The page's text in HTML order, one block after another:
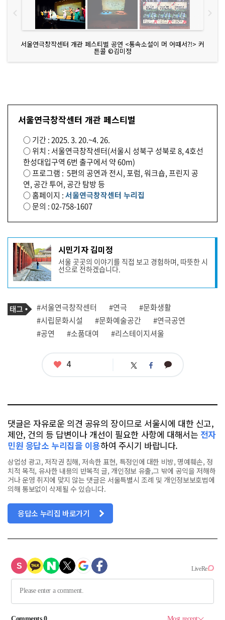
서울연극창작센터 개관 페스티벌 공연 <통속소설이 머 어때서?!> 커
튼콜 ©김미정
서울연극창작센터 개관 페스티벌
○ 기간 : 2025. 3. 20.~4. 26.
○ 위치 : 서울연극창작센터(서울시 성북구 성북로 8, 4호선
한성대입구역 6번 출구에서 약 60m)
○ 프로그램 : 5편의 공연과 전시, 포럼, 워크숍, 프린지 공
연, 공간 투어, 공간 탐방 등
○ 홈페이지 :서울연극창작센터 누리집
○ 문의 : 02-758-1607
기
사
작
성
자
프
필
시민기자 김미정
서울 곳곳의 이야기를 직접 보고 경험하며, 따뜻한 시
선으로 전하겠습니다.
기
사
관
련
태
태
그
#서울연극창작센터 #연극
#문화생활
#시립문화시설
#문화예술공간
#연극공연
#공연
#소품대여 #리스테이지셔울
좋
4 트 페 카
댓글은 자유로운 의견 공유의 장이므로 서울시에 대한 신고,
제안, 건의 등 답변이나 개선이 필요한 사항에 대해서는 전자
민원 응답소 누리집을 이용하여 주시기 바랍니다.
상업성 광고, 저작권 침해, 저속한 표현, 특정인에 대한 비방, 명예훼손, 정
치적 목적, 유사한 내용의 반복적 글, 개인정보 유출,그 밖에 공익을 저해하
거나 운영 취지에 맞지 않는 댓글은 서울특별시 조례 및 개인정보보호법에
의해 통보없이 삭제될 수 있습니다.
응답소 누리집 바로가기